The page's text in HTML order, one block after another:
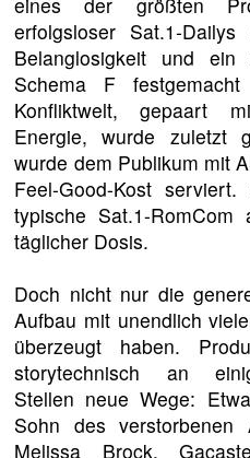
erfolgsloser Sat.1-
Belanglosigkeit und
Schema F
Konfliktwelt, gepaart
Energie, wurde zuletzt
wurde dem Publikum mit
Feel-Good-Kost
typische Sat.1-RomCom
täglicher Dosis.
Doch nicht nur die
Aufbau mit unendlich
überzeugt haben.
storytechnisch an
Stellen neue Wege:
Sohn des
Melissa Brock.